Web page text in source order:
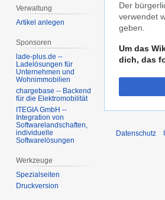
Der
verwendet
geben.
Um das
dich, das
Verwaltung
Artikel anlegen
Sponsoren
lade-plus.de --
Ladelösungen für
Unternehmen und
Wohnimmobilien
chargebase -- Backend
für die Elektromobilität
ITEGIA GmbH --
Integration von
Softwarelandschaften,
individuelle
Softwarelösungen
Werkzeuge
Spezialseiten
Druckversion
Datenschutz